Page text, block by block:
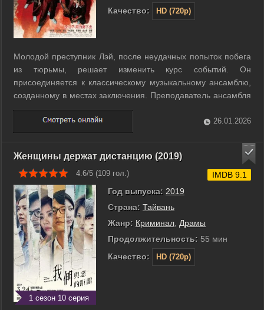
Качество:
HD (720p)
Молодой преступник Лэй, после неудачных попыток побега
из тюрьмы, решает изменить курс событий. Он
присоединяется к классическому музыкальному ансамблю,
созданному в местах заключения. Преподаватель ансамбля
помогает осуждённым перевернуть жизнь, готовя их к
участию в музыкальном конкурсе. ...
26.01.2026
Женщины держат дистанцию (2019)
4.6/5 (109 гол.)
1 сезон 10 серия
Год выпуска: 2019
Страна: Тайвань
Жанр: Криминал, Драмы
Продолжительность: 55 мин
Качество:
HD (720p)
IMDB 9.1